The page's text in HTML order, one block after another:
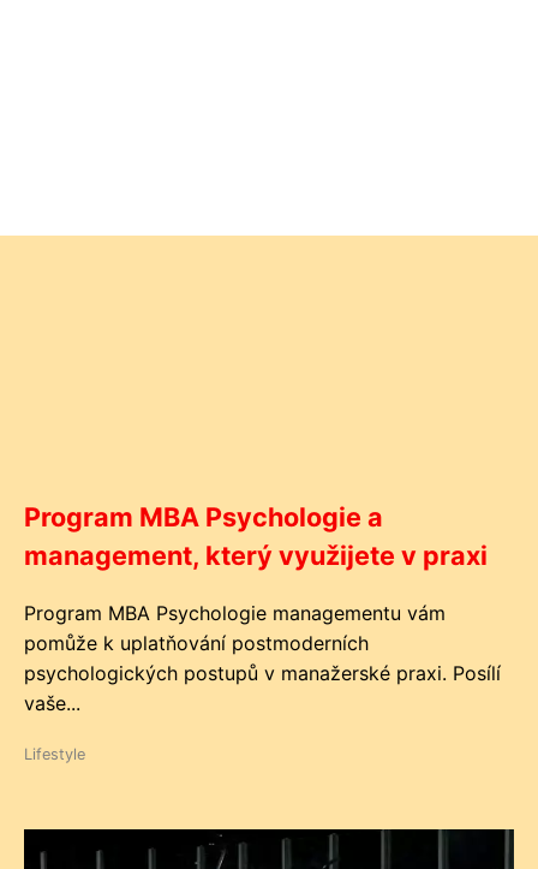
Program MBA Psychologie a
management, který využijete v praxi
Program MBA Psychologie managementu vám
pomůže k uplatňování postmoderních
psychologických postupů v manažerské praxi. Posílí
vaše...
Lifestyle